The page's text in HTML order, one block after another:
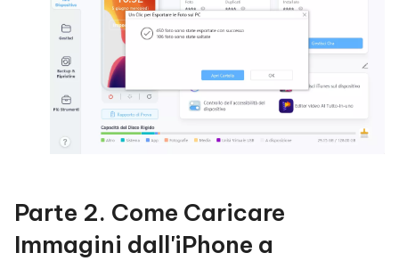
Parte 2. Come Caricare
Immagini dall'iPhone a